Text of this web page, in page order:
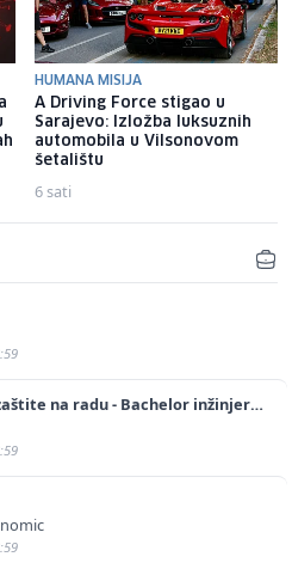
HUMANA MISIJA
A Driving Force stigao u
Sarajevo: Izložba luksuznih
automobila u Vilsonovom
šetalištu
6 sati
na radu - Bachelor inžinjer